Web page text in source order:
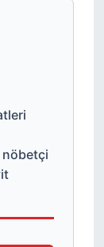
nöbetçi